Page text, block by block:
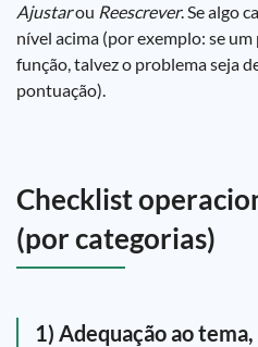
Ajustarou Reescrever. Se algo
nível acima (por exemplo: se
função, talvez o problema seja
pontuação).
Checklist
(por categorias)
1) Adequação ao